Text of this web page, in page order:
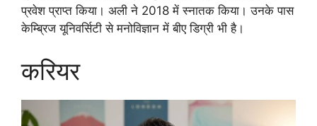
प्रवेश प्राप्त किया। अली ने 2018 में स्नातक किया। उनके पास
केम्ब्रिज यूनिवर्सिटी से मनोविज्ञान में बीए डिग्री भी है।
करियर